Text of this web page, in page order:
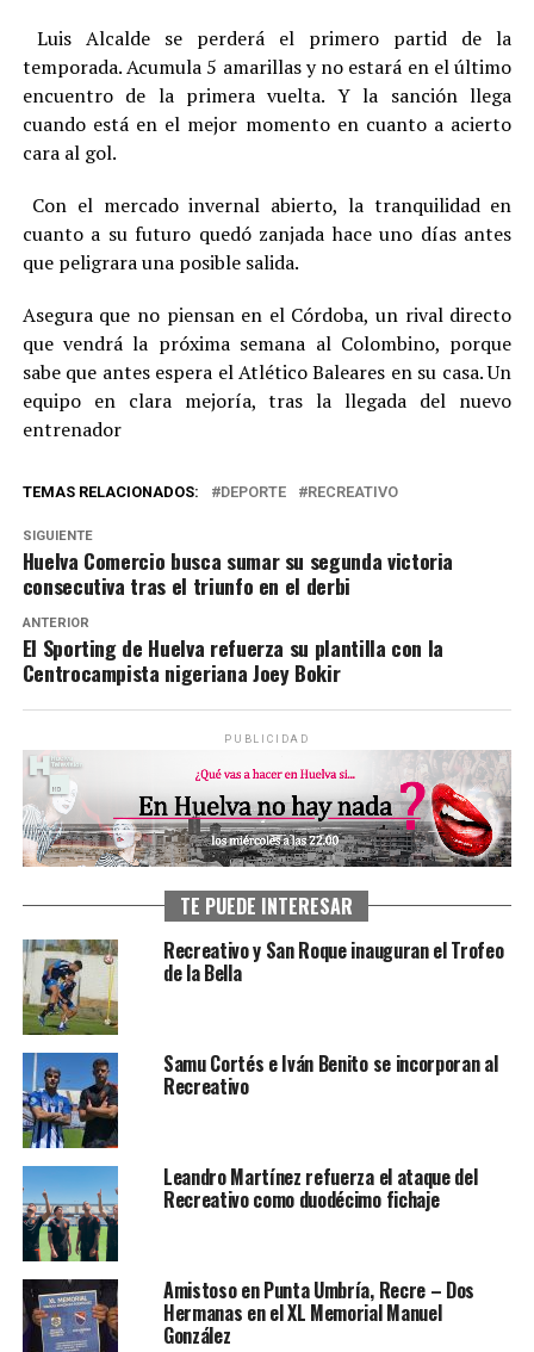
Luis Alcalde se perderá el primero partid de la
temporada. Acumula 5 amarillas y no estará en el último
encuentro de la primera vuelta. Y la sanción llega
cuando está en el mejor momento en cuanto a acierto
cara al gol.
Con el mercado invernal abierto, la tranquilidad en
cuanto a su futuro quedó zanjada hace uno días antes
que peligrara una posible salida.
Asegura que no piensan en el Córdoba, un rival directo
que vendrá la próxima semana al Colombino, porque
sabe que antes espera el Atlético Baleares en su casa. Un
equipo en clara mejoría, tras la llegada del nuevo
entrenador
TEMAS RELACIONADOS: DEPORTE RECREATIVO
SIGUIENTE
Huelva Comercio busca sumar su segunda victoria
consecutiva tras el triunfo en el derbi
ANTERIOR
El Sporting de Huelva refuerza su plantilla con la
Centrocampista nigeriana Joey Bokir
PUBLICIDAD
TE PUEDE INTERESAR
Recreativo y San Roque inauguran el Trofeo
de la Bella
Samu Cortés e Iván Benito se incorporan al
Recreativo
Leandro Martínez refuerza el ataque del
Recreativo como duodécimo fichaje
Amistoso en Punta Umbría, Recre – Dos
Hermanas en el XL Memorial Manuel
González